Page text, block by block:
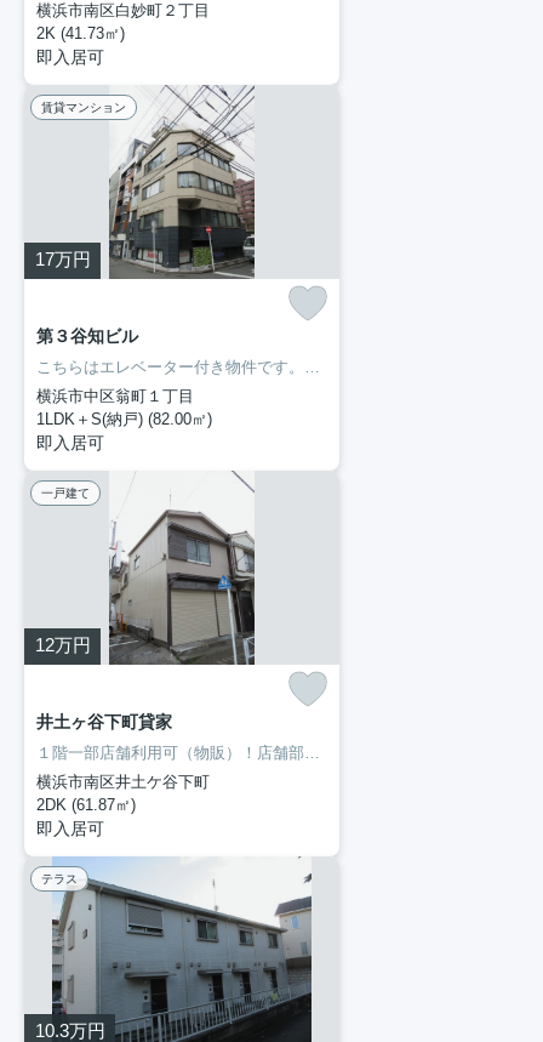
横浜市南区白妙町２丁目
2K (41.73㎡)
即入居可
賃貸マンション
17万円
第３谷知ビル
こちらはエレベーター付き物件です。専有面積も余裕の82㎡。モニターで来訪者を確認して、インターホンを通じて室内から会話することができます。室内設備はエアコン・バストイレ別など大変充実しております。ぜひ一度見ていただきたい、「第3谷知ビル」です。京浜東北線関内近くでなら、交通面で不自由のない暮らしができるでしょう。まずは横濱長者町不動産にお問い合わせください。
横浜市中区翁町１丁目
1LDK＋S(納戸) (82.00㎡)
即入居可
一戸建て
12万円
井土ヶ谷下町貸家
１階一部店舗利用可（物販）！店舗部分倉庫としても利用できます！トイレが2ヶ所あります。二人暮らしをするかたにオススメなのが2DKの物件です。室内設備は全居室フロアタイル・シャッター・バストイレ別などが揃っているので、快適に過ごしやすいお部屋になります。当社イチオシの物件の「井土ヶ谷下町貸家」。ぜひ一度ご覧ください。見学の際は、一度045-251-6681までご連絡下さいませ。
横浜市南区井土ケ谷下町
2DK (61.87㎡)
即入居可
テラス
10.3万円